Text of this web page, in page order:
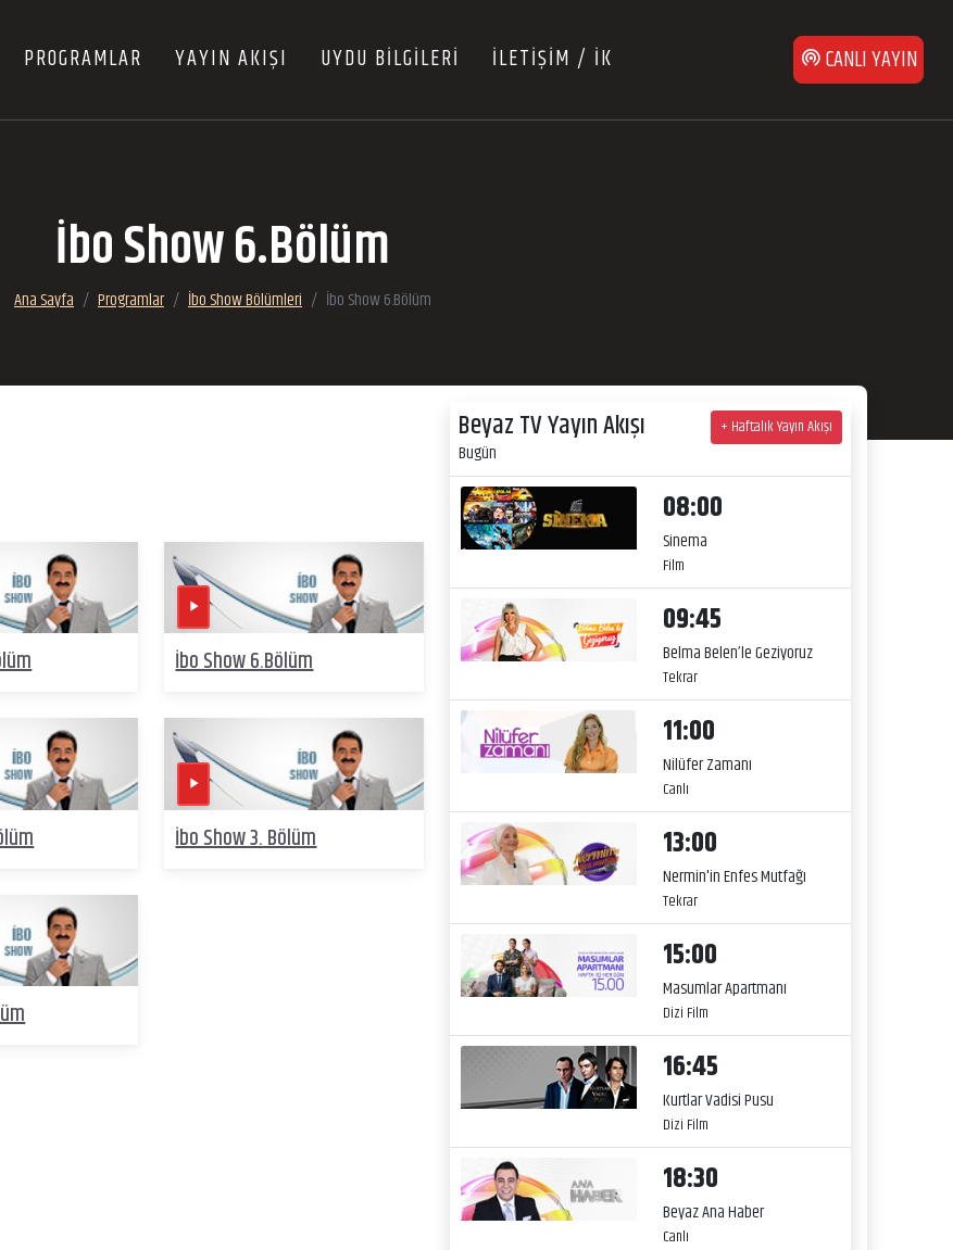
PROGRAMLAR YAYIN AKIŞI UYDU BİLGİLERİ İLETİŞİM / İK CANLI YAYIN
İbo Show 6.Bölüm
Ana Sayfa Programlar İbo Show Bölümleri İbo Show 6.Bölüm
İbo Show 6.Bölüm
İbo Show 3. Bölüm
Beyaz TV Yayın Akışı
Bugün
+ Haftalık Yayın Akışı
08:00
Sinema
Film
09:45
Belma Belen’le Geziyoruz
Tekrar
11:00
Nilüfer Zamanı
Canlı
13:00
Nermin'in Enfes Mutfağı
Tekrar
15:00
Masumlar Apartmanı
Dizi Film
16:45
Kurtlar Vadisi Pusu
Dizi Film
18:30
Beyaz Ana Haber
Canlı